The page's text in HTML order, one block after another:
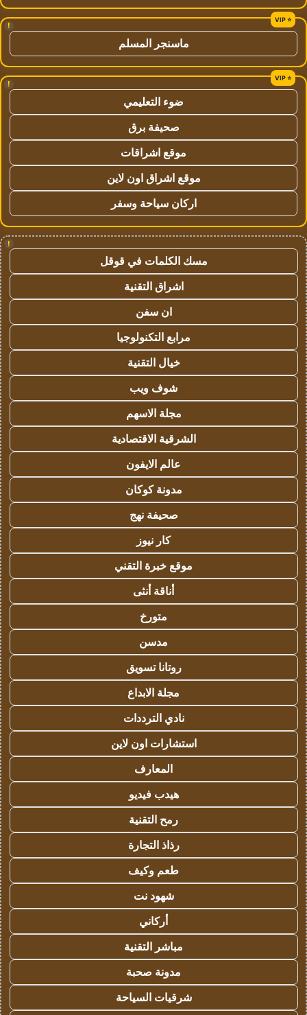
!
ماسنجر المسلم
!
ضوء التعليمي
صحيفة برق
موقع اشراقات
موقع اشراق اون لاين
اركان سياحة وسفر
!
مسك الكلمات في قوقل
اشراق التقنية
ان سفن
مرابع التكنولوجيا
خيال التقنية
شوف ويب
مجلة الاسهم
الشرقية الاقتصادية
عالم الايفون
مدونة كوكان
صحيفة نهج
كار نيوز
موقع خبرة التقني
أناقة أنثى
متورخ
مدسن
روتانا تسويق
مجلة الابداع
نادي الترددات
استشارات اون لاين
المعارف
هيدب فيديو
رمح التقنية
رذاذ التجارة
طعم وكيف
شهود نت
أركاني
مباشر التقنية
مدونة صحبة
شرقيات السياحة